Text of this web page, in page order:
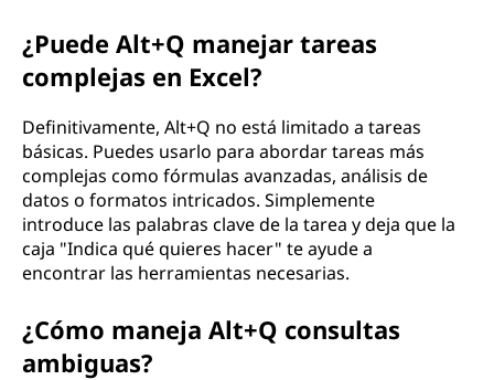
¿Puede Alt+Q manejar tareas
complejas en Excel?
Definitivamente, Alt+Q no está limitado a tareas
básicas. Puedes usarlo para abordar tareas más
complejas como fórmulas avanzadas, análisis de
datos o formatos intricados. Simplemente
introduce las palabras clave de la tarea y deja que la
caja "Indica qué quieres hacer" te ayude a
encontrar las herramientas necesarias.
¿Cómo maneja Alt+Q consultas
ambiguas?